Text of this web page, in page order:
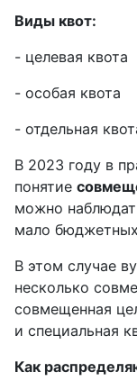
Виды квот:
- целевая квота
- особая квота
- отдельная
В 2023 году в
понятие
можно
мало
В этом случае
несколько
совмещенная
и специальная
Как